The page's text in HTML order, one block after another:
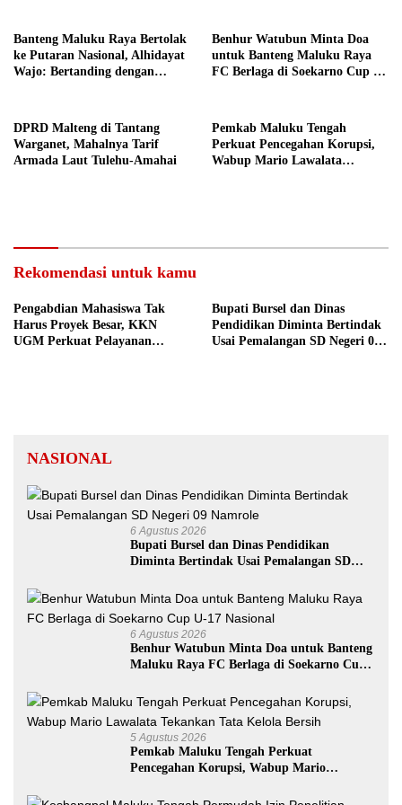
Banteng Maluku Raya Bertolak
ke Putaran Nasional, Alhidayat
Wajo: Bertanding dengan
Benhur Watubun Minta Doa
untuk Banteng Maluku Raya
FC Berlaga di Soekarno Cup U-
DPRD Malteng di Tantang
Warganet, Mahalnya Tarif
Armada Laut Tulehu-Amahai
Pemkab Maluku Tengah
Perkuat Pencegahan Korupsi,
Wabup Mario Lawalata
Rekomendasi untuk kamu
Pengabdian Mahasiswa Tak
Harus Proyek Besar, KKN
UGM Perkuat Pelayanan
Bupati Bursel dan Dinas
Pendidikan Diminta Bertindak
Usai Pemalangan SD Negeri 09
NASIONAL
6 Agustus 2026
Bupati Bursel dan Dinas Pendidikan
Diminta Bertindak Usai Pemalangan SD
6 Agustus 2026
Benhur Watubun Minta Doa untuk Banteng
Maluku Raya FC Berlaga di Soekarno Cup
5 Agustus 2026
Pemkab Maluku Tengah Perkuat
Pencegahan Korupsi, Wabup Mario